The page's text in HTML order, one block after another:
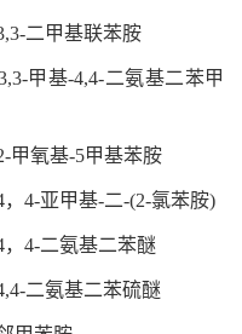
二甲基联苯胺
甲基-4,4-二氨基二苯甲
氧基-5甲基苯胺
4-亚甲基-二-(2-氯苯胺)
4-二氨基二苯醚
二氨基二苯硫醚